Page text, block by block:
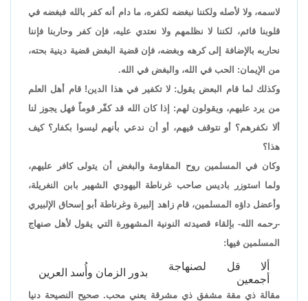
لاسمه، ولا لأصله ولكننا نبغضه لكفره، ما دام أنه كفر بالله فبغضه في
قلوبنا قائم، لكننا لا نظلمهم ولا نعتدي عليه، فإن كفر وحاربنا فإننا
نحاربه بالإضافة إلى كرهه وبغضه، فإن قضية البغض قضية دينية بحته،
من الإيمان: الحب في الله، والبغض في الله.
وكذلك لما قام البعض يقول: لا تكفير في هذا الدين! قام أهل العلم
من يرد عليهم، ويقولون لهم: إذا كان الله قد كفّر قوماً فهل يجوز لنا
ألا نكفرهم؟ أو نتوقف فيهم، أو أن ندعي بأنهم ليسوا بكفار؟ كيف
هذا؟
وكان في المسلمين روح المقاومة والبغض أن يتولى كافر عليهم،
ولما استوزر باديس صاحب غرناطة اليهودي الشهير بابن النغريلة،
وأعضل داؤه المسلمين، قام زاهد إلبيرة وغرناطة أبو إسحاق الإلبيري
-رحمه الله- بإلقاء قصيدته النونية المشهورة التي يقول لأهل صنهاج
المسلمين فيها:
ألا قل لصنهاجة
أجمعين
بدور الزمان وأُسد العرين
مقالة ذي مقة مشفقٍ ذي مشرقة يعني محب. صحيح النصيحة دنيا